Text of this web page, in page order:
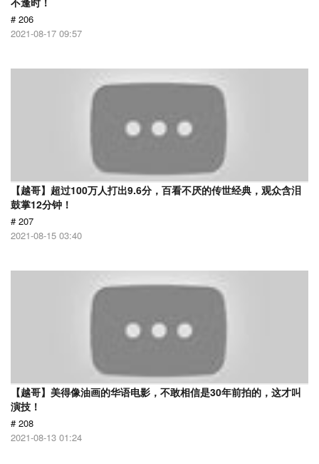
# 206
2021-08-17 09:57
【越哥】超过100万人打出9.6分，百看不厌的传世经典，观众含泪
鼓掌12分钟！
# 207
2021-08-15 03:40
【越哥】美得像油画的华语电影，不敢相信是30年前拍的，这才叫
演技！
# 208
2021-08-13 01:24